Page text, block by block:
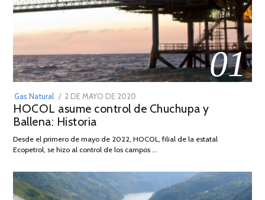
01
Gas Natural
POSTED
ON
2 DE MAYO DE 2020
DE
2026
HOCOL asume control de Chuchupa y
Ballena: Historia
Desde el primero de mayo de 2022, HOCOL, filial de la estatal
Ecopetrol, se hizo al control de los campos …